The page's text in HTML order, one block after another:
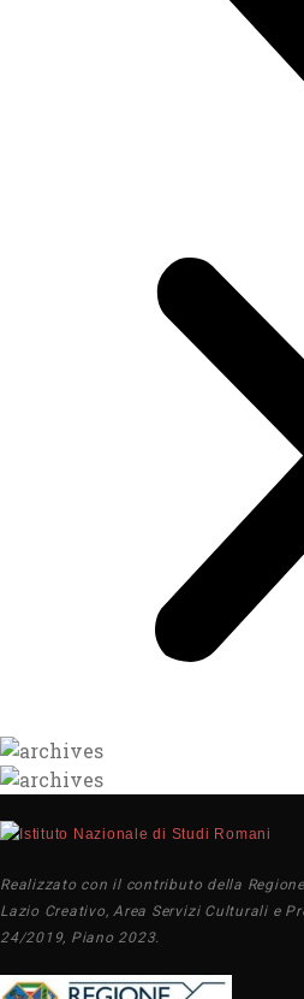
Realizzato con il contributo della
Lazio Creativo, Area Servizi Culturali e
24/2019, Piano 2023.